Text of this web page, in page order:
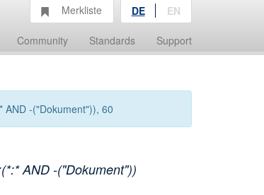
Community Standards Support
Merkliste DE EN
AND -("Dokument")), 60
AND -("Dokument"))